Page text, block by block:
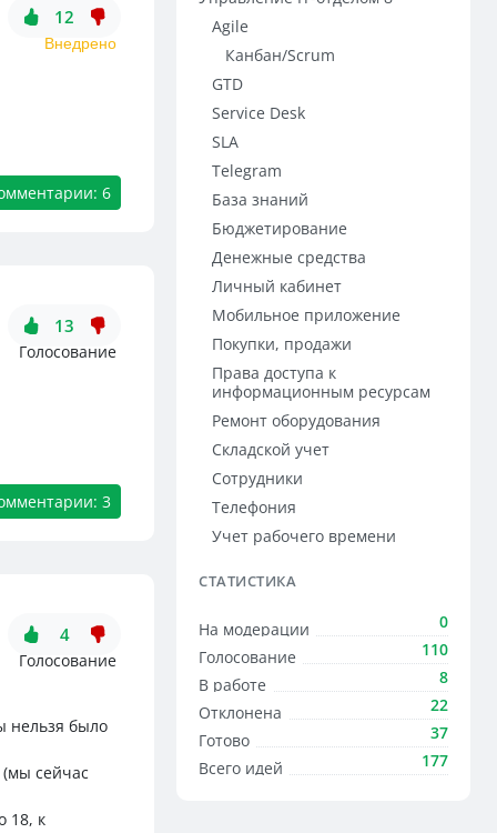
Agile
Канбан/Scrum
GTD
Service Desk
SLA
Telegram
База знаний
Бюджетирование
Денежные средства
Личный кабинет
Мобильное приложение
Покупки, продажи
Права доступа к
информационным ресурсам
Ремонт оборудования
Складской учет
Сотрудники
Телефония
Учет рабочего времени
СТАТИСТИКА
На модерации
0
Голосование
110
В работе
8
Отклонена
22
Готово
37
Всего идей
177
12
Внедрено
6
13
Голосование
3
4
Голосование
нельзя было
(мы сейчас
18, к